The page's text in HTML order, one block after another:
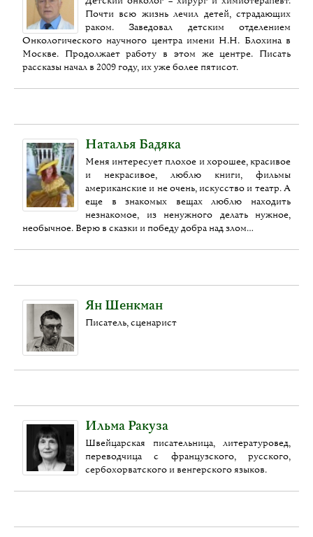
Почти всю жизнь лечил детей, страдающих
раком. Заведовал детским отделением
Онкологического научного центра имени Н.Н. Блохина в
Москве. Продолжает работу в этом же центре. Писать
рассказы начал в 2009 году, их уже более пятисот.
Наталья Бадяка
Меня интересует плохое и хорошее, красивое
и некрасивое, люблю книги, фильмы
американские и не очень, искусство и театр. А
еще в знакомых вещах люблю находить
незнакомое, из ненужного делать нужное,
необычное. Верю в сказки и победу добра над злом…
Ян Шенкман
Писатель, сценарист
Ильма Ракуза
Швейцарская писательница, литературовед,
переводчица с французского, русского,
сербохорватского и венгерского языков.